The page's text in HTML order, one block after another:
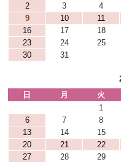
2
3 4
9
10 11
16
17 18
23
24 25
30
31
日
月 火
1
6
7 8
13
14 15
20
21 22
27
28 29